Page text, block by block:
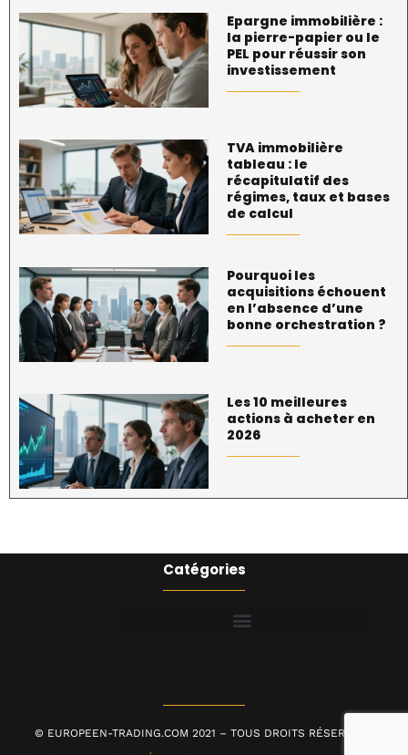
Epargne immobilière :
la pierre-papier ou le
PEL pour réussir son
investissement
TVA immobilière
tableau : le
récapitulatif des
régimes, taux et bases
de calcul
Pourquoi les
acquisitions échouent
en l’absence d’une
bonne orchestration ?
Les 10 meilleures
actions à acheter en
2026
Catégories
© EUROPEEN-TRADING.COM 2021 – TOUS DROITS RÉSERVÉS |